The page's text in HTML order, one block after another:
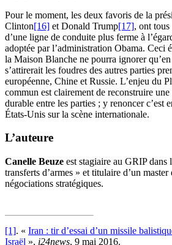
Pour le moment, les deux favoris de la
Clinton[16] et Donald Trump[17], ont
d’une ligne de conduite plus ferme à
adoptée par l’administration Obama. Ceci
la Maison Blanche ne pourra ignorer
s’attirerait les foudres des autres parties
européenne, Chine et Russie. L’enjeu du
commun est clairement de reconstruire
durable entre les parties ; y renoncer c’est
États-Unis sur la scène internationale.
L’auteure
Canelle Beuze est stagiaire au GRIP dans
transferts d’armes » et titulaire d’un
négociations stratégiques.
[1]. « Iran : tir d’essai d’un missile
Israël », i24news, 9 mai 2016.